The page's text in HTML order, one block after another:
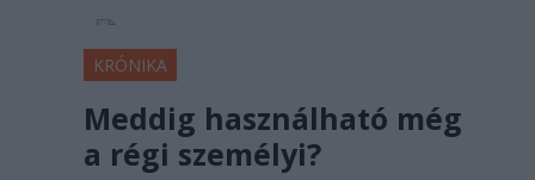
KRÓNIKA
Meddig használható még
a régi személyi?